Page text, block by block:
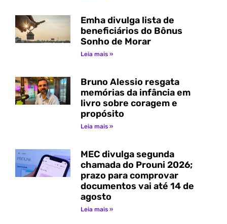
Emha divulga lista de
beneficiários do Bônus
Sonho de Morar
Leia mais »
Bruno Alessio resgata
memórias da infância em
livro sobre coragem e
propósito
Leia mais »
MEC divulga segunda
chamada do Prouni 2026;
prazo para comprovar
documentos vai até 14 de
agosto
Leia mais »